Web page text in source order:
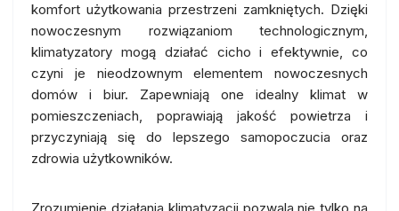
komfort użytkowania przestrzeni zamkniętych. Dzięki
nowoczesnym rozwiązaniom technologicznym,
klimatyzatory mogą działać cicho i efektywnie, co
czyni je nieodzownym elementem nowoczesnych
domów i biur. Zapewniają one idealny klimat w
pomieszczeniach, poprawiają jakość powietrza i
przyczyniają się do lepszego samopoczucia oraz
zdrowia użytkowników.